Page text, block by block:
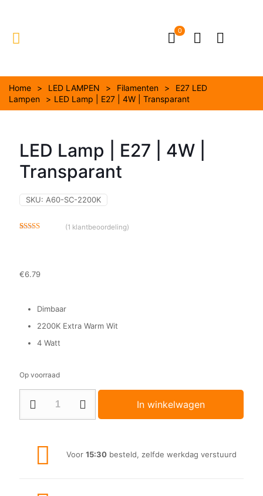
0
Home > LED LAMPEN > Filamenten >
E27 LED
Lampen
> LED Lamp | E27 | 4W | Transparant
LED Lamp | E27 | 4W |
Transparant
SKU: A60-SC-2200K
(1 klantbeoordeling)
€6.79
Dimbaar
2200K Extra Warm Wit
4 Watt
Op voorraad
In winkelwagen
Voor 15:30 besteld, zelfde werkdag verstuurd